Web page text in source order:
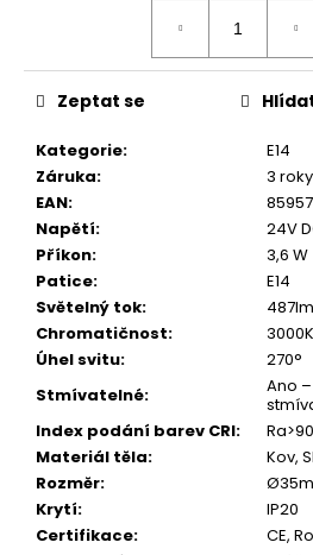
Kategorie:
E14
Záruka:
3 roky
EAN:
Napětí:
24V
Příkon:
3,6 W
Patice:
E14
Světelný tok:
487lm
Chromatičnost:
3000K
Úhel svitu:
270°
Stmívatelné:
Ano
Index podání barev CRI:
Ra>90
Materiál těla:
Kov,
Rozměr:
Krytí:
IP20
Certifikace:
CE,
Zeptat se
e